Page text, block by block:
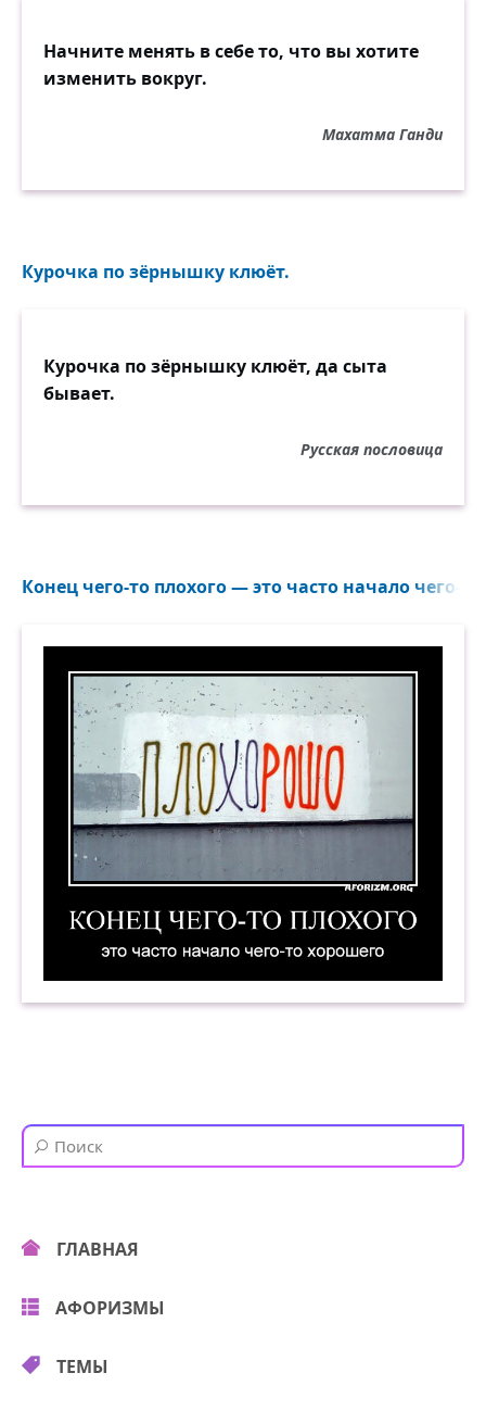
Начните менять в себе то, что вы хотите
изменить вокруг.
Махатма Ганди
Курочка по зёрнышку клюёт.
Курочка по зёрнышку клюёт, да сыта
бывает.
Русская пословица
Конец чего-то плохого — это часто начало чего-
ГЛАВНАЯ
АФОРИЗМЫ
ТЕМЫ